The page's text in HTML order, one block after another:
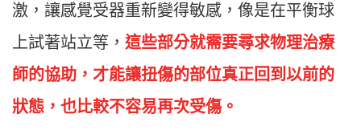
激，讓感覺受器重新變得敏感，像是在平衡球
上試著站立等， 這些部分就需要尋求物理治療
師的協助，才能讓扭傷的部位真正回到以前的
狀態，也比較不容易再次受傷。